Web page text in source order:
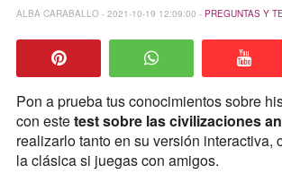
ALBA CARABALLO - 2021-10-19 12:09:00 - PREGUNTAS Y
Pon a prueba tus conocimientos sobre
con estetest sobre las civilizaciones
realizarlo tanto en su versión interactiva,
la clásica si juegas con amigos.